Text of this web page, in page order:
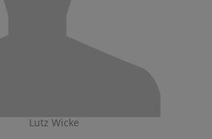
Lutz Wicke